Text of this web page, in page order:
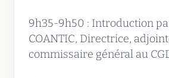
9h35-9h50 : Introduction
COANTIC, Directrice,
commissaire général au